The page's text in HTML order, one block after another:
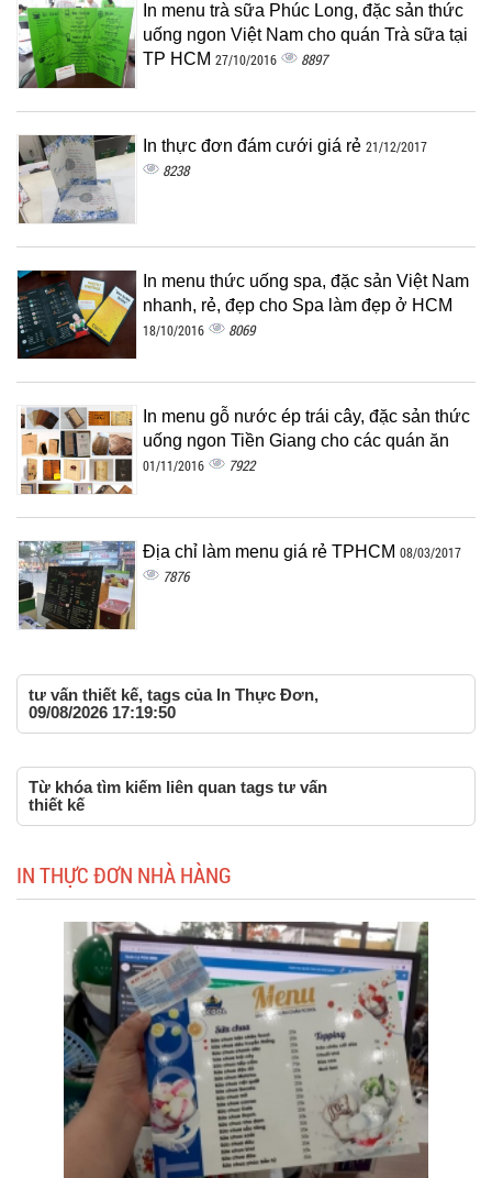
In menu trà sữa Phúc Long, đặc sản thức
uống ngon Việt Nam cho quán Trà sữa tại
TP HCM 27/10/2016 8897
In thực đơn đám cưới giá rẻ 21/12/2017
8238
In menu thức uống spa, đặc sản Việt Nam
nhanh, rẻ, đẹp cho Spa làm đẹp ở HCM
18/10/2016 8069
In menu gỗ nước ép trái cây, đặc sản thức
uống ngon Tiền Giang cho các quán ăn
01/11/2016 7922
Địa chỉ làm menu giá rẻ TPHCM 08/03/2017
7876
tư vấn thiết kế, tags của In Thực Đơn,
09/08/2026 17:19:50
Từ khóa tìm kiếm liên quan tags tư vấn
thiết kế
IN THỰC ĐƠN NHÀ HÀNG